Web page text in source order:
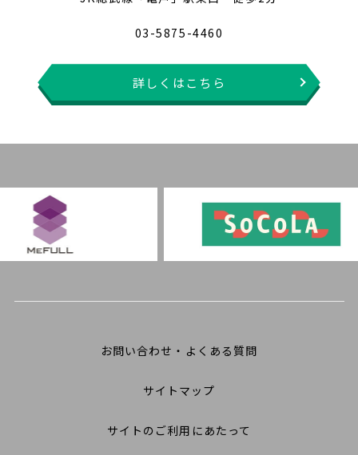
03-5875-4460
詳しくはこちら
お問い合わせ・よくある質問
サイトマップ
サイトのご利用にあたって